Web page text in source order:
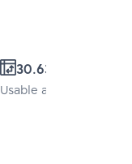
30.63 Sq.m.
Usable area